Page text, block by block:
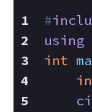
#
using
int